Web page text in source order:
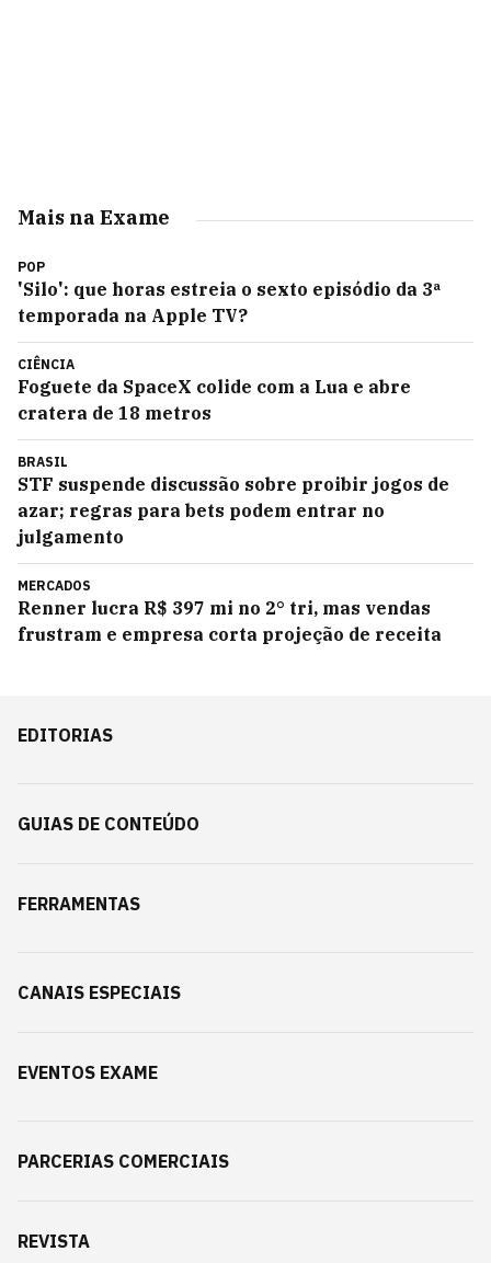
Mais na Exame
POP
'Silo': que horas estreia o sexto episódio da 3ª
temporada na Apple TV?
CIÊNCIA
Foguete da SpaceX colide com a Lua e abre
cratera de 18 metros
BRASIL
STF suspende discussão sobre proibir jogos de
azar; regras para bets podem entrar no
julgamento
MERCADOS
Renner lucra R$ 397 mi no 2° tri, mas vendas
frustram e empresa corta projeção de receita
EDITORIAS
GUIAS DE CONTEÚDO
FERRAMENTAS
CANAIS ESPECIAIS
EVENTOS EXAME
PARCERIAS COMERCIAIS
REVISTA